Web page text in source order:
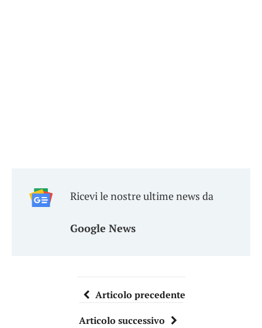
Ricevi le nostre ultime news da
Google News
Articolo precedente
Articolo successivo